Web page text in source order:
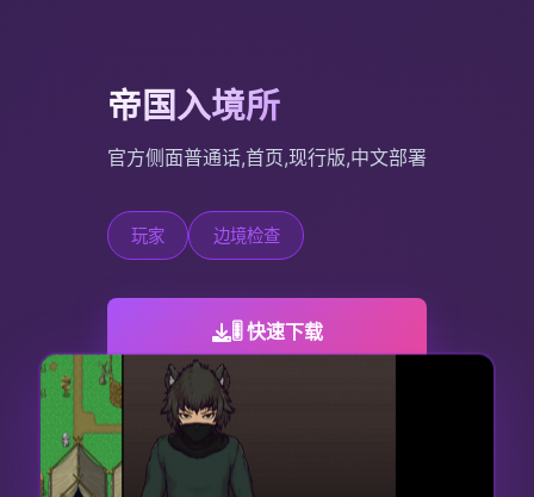
帝国入境所
官方侧面普通话,首页,现行版,中文部署
玩家 边境检查
🎚️ 快速下载